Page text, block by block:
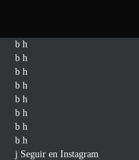
Seguir en Instagram